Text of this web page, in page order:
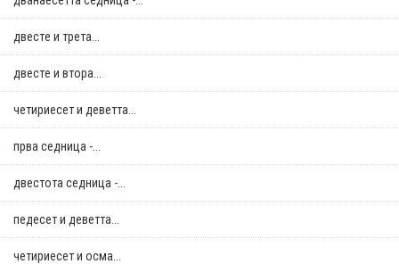
двестe и трета...
двестe и втора...
четириесет и деветта...
прва седница -...
двестота седница -...
педесет и деветта...
четириесет и осма...